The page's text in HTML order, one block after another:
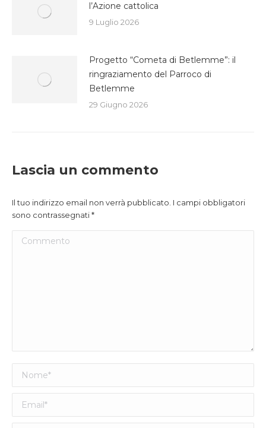
l’Azione cattolica
9 Luglio 2026
Progetto “Cometa di Betlemme”: il
ringraziamento del Parroco di
Betlemme
29 Giugno 2026
Lascia un commento
Il tuo indirizzo email non verrà pubblicato. I campi obbligatori
sono contrassegnati*
Commento
Nome *
Email *